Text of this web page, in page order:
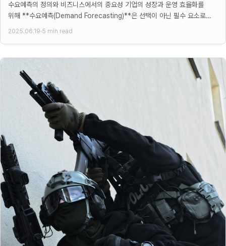
수요예측의 정의와 비즈니스에서의 중요성 기업의 성장과 운영 효율화를
위해 **수요예측(Demand Forecasting)**은 선택이 아닌 필수 요소로
자리 잡았다. 많은 경영진들이 수요예측을 미래 판매량을
2025.06.19·5 min read